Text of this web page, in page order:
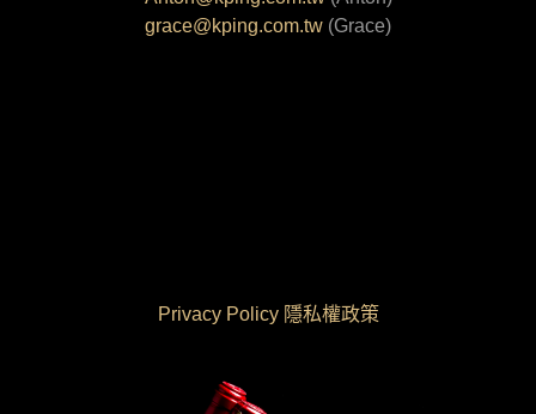
grace@kping.com.tw (Grace)
Privacy Policy 隱私權政策